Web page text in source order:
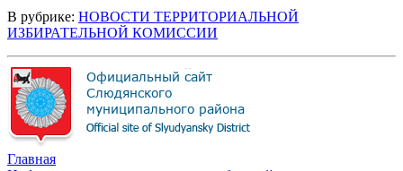
В рубрике: НОВОСТИ ТЕРРИТОРИАЛЬНОЙ
ИЗБИРАТЕЛЬНОЙ КОМИССИИ
Главная